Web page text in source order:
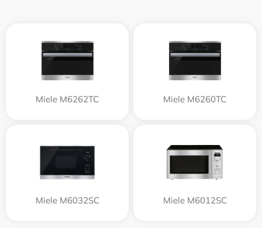
Miele M6262TC Miele M6260TC
Miele M6032SC Miele M6012SC